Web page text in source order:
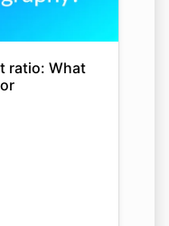
ratio: What